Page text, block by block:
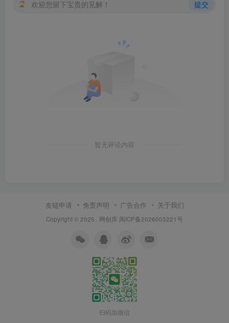
欢迎您留下宝贵的见解！ 提交
暂无评论内容
友链申请 免责声明 广告合作 关于我们
Copyright © 2025 · 网创库 闽ICP备2026003221号
扫码加微信